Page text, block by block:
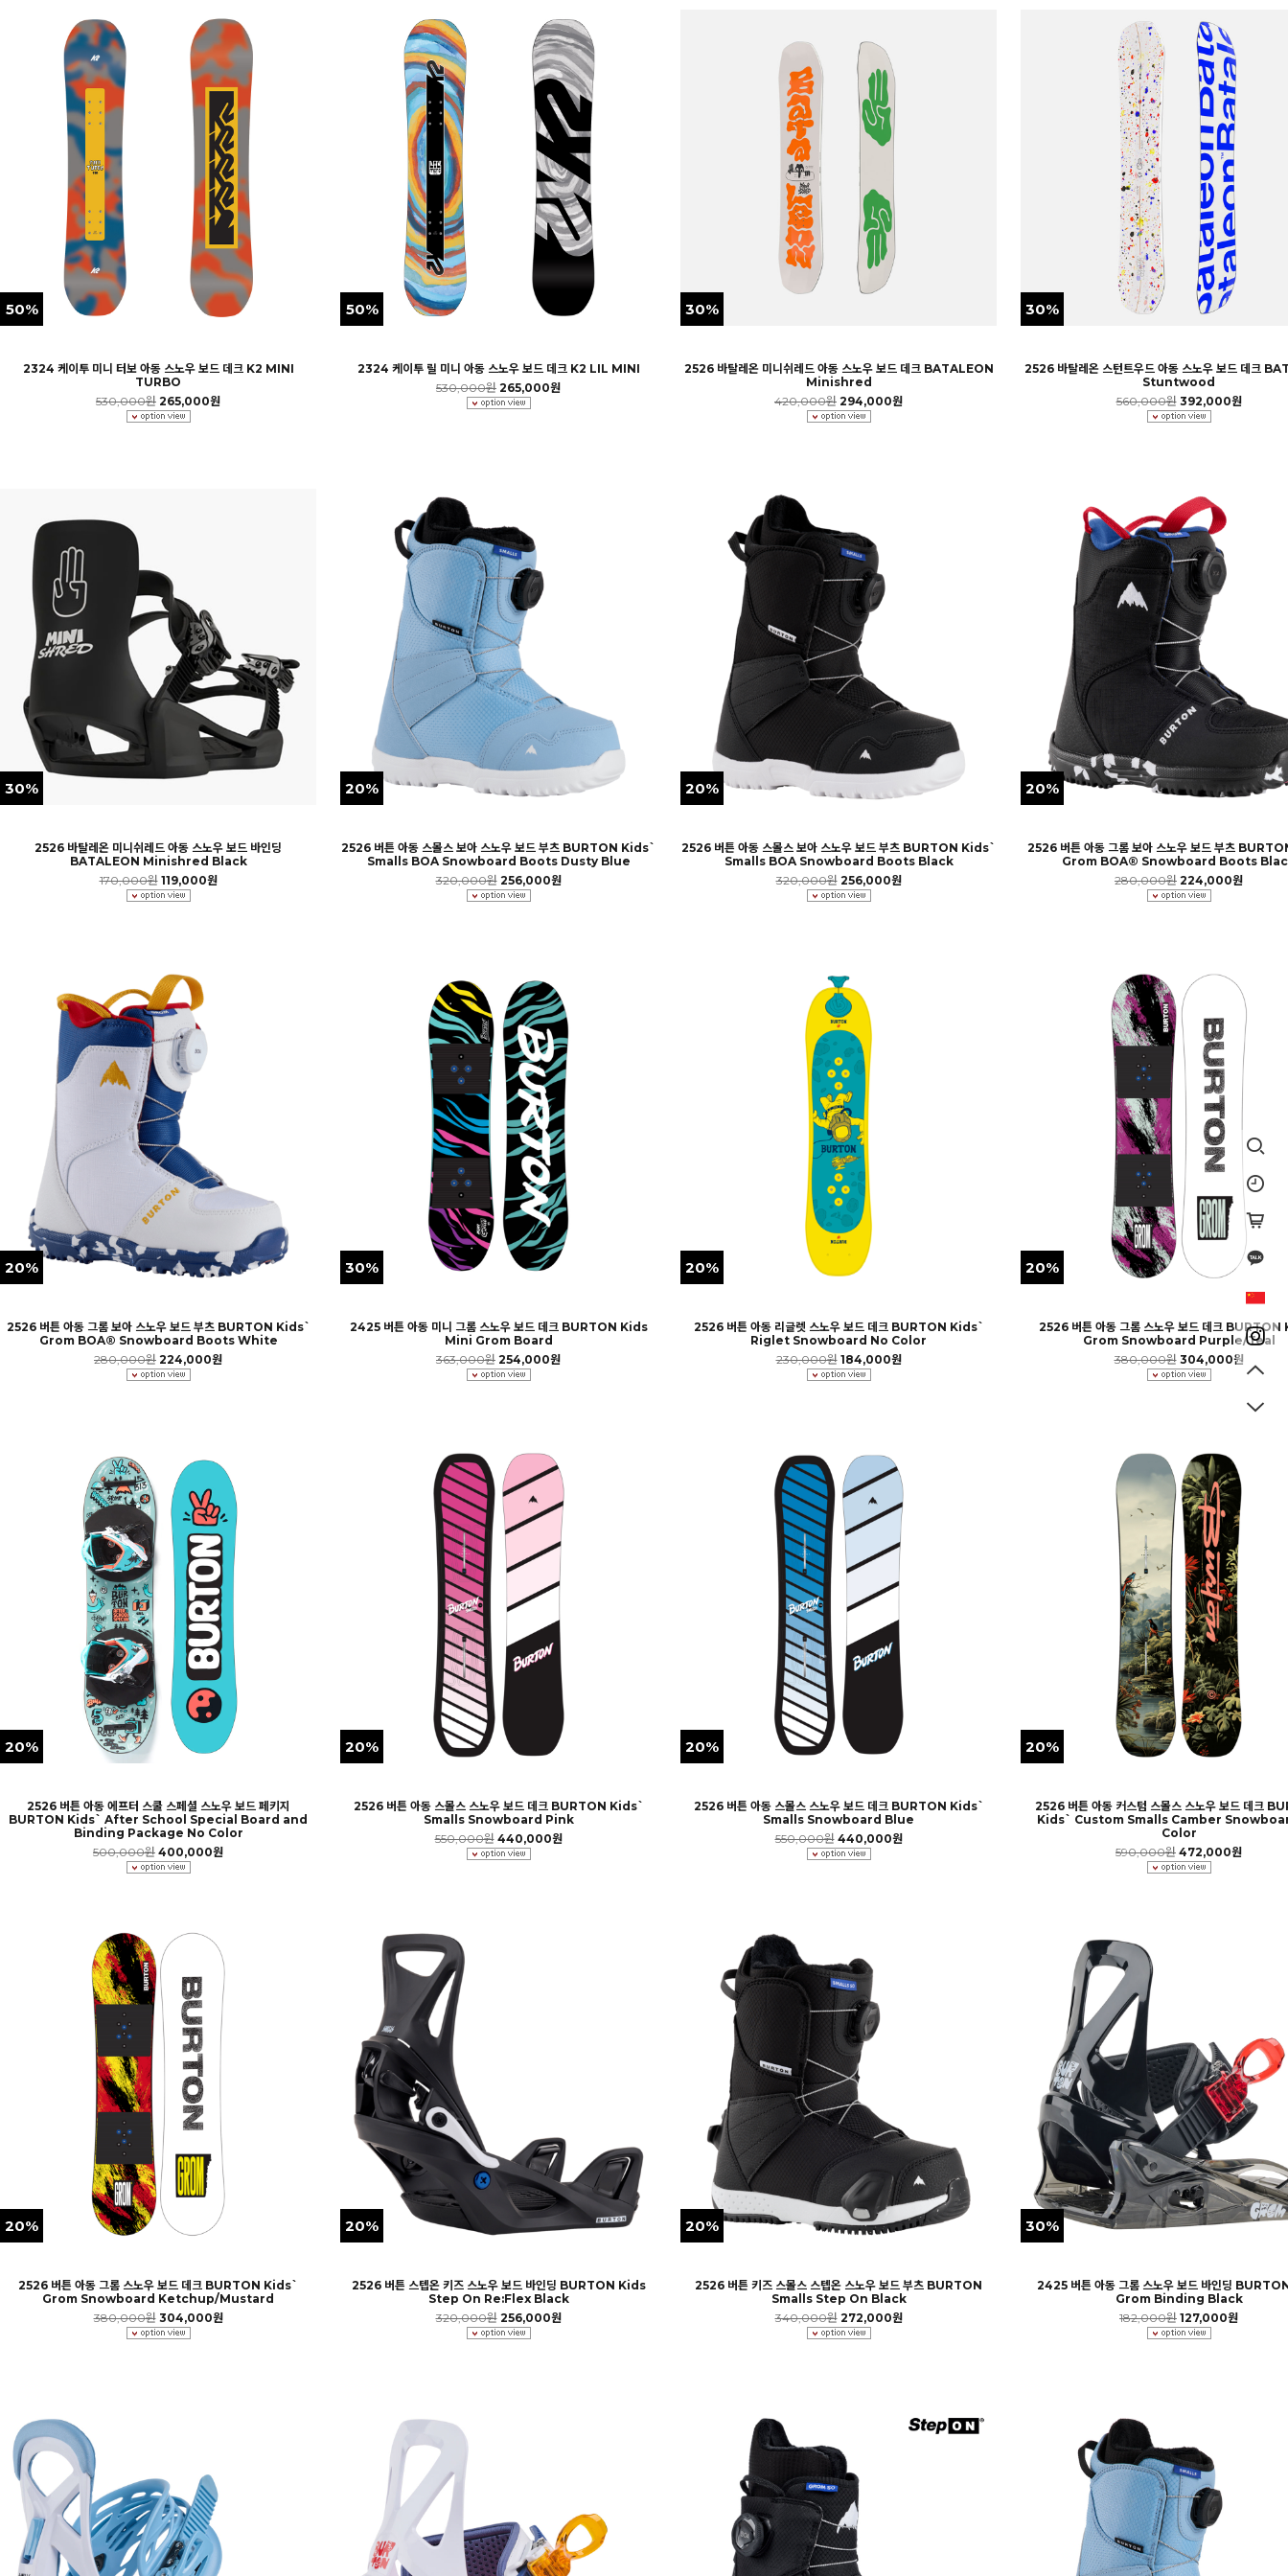
50%
2324 케이투 미니 터보 아동 스노우 보드 데크 K2 MINI
TURBO
530,000원 265,000원
50%
2324 케이투 릴 미니 아동 스노우 보드 데크 K2 LIL MINI
530,000원 265,000원
30%
2526 바탈레온 미니쉬레드 아동 스노우 보드 데크 BATALEON
Minishred
420,000원 294,000원
30%
2526 바탈레온 스턴트우드 아동 스노우 보드 데크
Stuntwood
560,000원 392,000원
30%
2526 바탈레온 미니쉬레드 아동 스노우 보드 바인딩
BATALEON Minishred Black
170,000원 119,000원
20%
2526 버튼 아동 스몰스 보아 스노우 보드 부츠 BURTON Kids`
Smalls BOA Snowboard Boots Dusty Blue
320,000원 256,000원
20%
2526 버튼 아동 스몰스 보아 스노우 보드 부츠 BURTON Kids`
Smalls BOA Snowboard Boots Black
320,000원 256,000원
20%
2526 버튼 아동 그롬 보아 스노우 보드 부츠
Grom BOA® Snowboard Boots
280,000원 224,000원
20%
2526 버튼 아동 그롬 보아 스노우 보드 부츠 BURTON Kids`
Grom BOA® Snowboard Boots White
280,000원 224,000원
30%
2425 버튼 아동 미니 그롬 스노우 보드 데크 BURTON Kids
Mini Grom Board
363,000원 254,000원
20%
2526 버튼 아동 리글렛 스노우 보드 데크 BURTON Kids`
Riglet Snowboard No Color
230,000원 184,000원
20%
2526 버튼 아동 그롬 스노우 보드 데크
Grom Snowboard Purple/Teal
380,000원 304,000원
20%
2526 버튼 아동 에프터 스쿨 스페셜 스노우 보드 페키지
BURTON Kids` After School Special Board and
Binding Package No Color
500,000원 400,000원
20%
2526 버튼 아동 스몰스 스노우 보드 데크 BURTON Kids`
Smalls Snowboard Pink
550,000원 440,000원
20%
2526 버튼 아동 스몰스 스노우 보드 데크 BURTON Kids`
Smalls Snowboard Blue
550,000원 440,000원
20%
2526 버튼 아동 커스텀 스몰스 스노우 보드 데크
Kids` Custom Smalls Camber
Color
590,000원 472,000원
20%
2526 버튼 아동 그롬 스노우 보드 데크 BURTON Kids`
Grom Snowboard Ketchup/Mustard
380,000원 304,000원
20%
2526 버튼 스텝온 키즈 스노우 보드 바인딩 BURTON Kids
Step On Re:Flex Black
320,000원 256,000원
20%
2526 버튼 키즈 스몰스 스텝온 스노우 보드 부츠 BURTON
Smalls Step On Black
340,000원 272,000원
30%
2425 버튼 아동 그롬 스노우 보드 바인딩
Grom Binding Black
182,000원 127,000원